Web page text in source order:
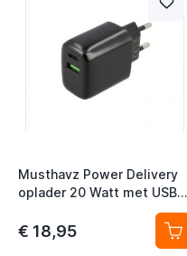
Musthavz Power Delivery
oplader 20 Watt met USB-A
€ 18,95